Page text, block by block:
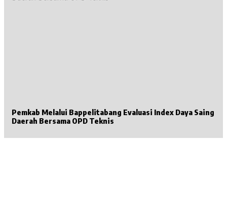
Pemkab Melalui Bappelitabang Evaluasi Index Daya Saing
Daerah Bersama OPD Teknis